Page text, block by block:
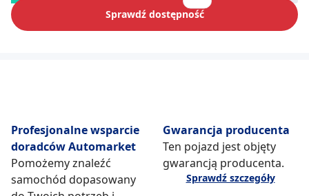
Sprawdź dostępność
Profesjonalne wsparcie
doradców Automarket
Pomożemy znaleźć
samochód dopasowany
Gwarancja producenta
Ten pojazd jest objęty
gwarancją producenta.
Sprawdź szczegóły